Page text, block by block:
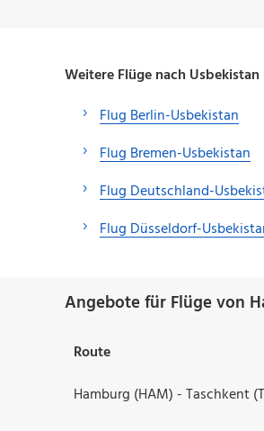
Weitere Flüge nach Usbekistan
Flug Berlin-Usbekistan
Flug Bremen-Usbekistan
Flug Deutschland-
Flug Düsseldorf-
Angebote für Flüge von
Route
Hamburg (HAM) - Taschkent